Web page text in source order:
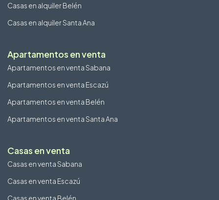
Casas en alquiler Belén
Casas en alquiler Santa Ana
Apartamentos en venta
Apartamentos en venta Sabana
Apartamentos en venta Escazú
Apartamentos en venta Belén
Apartamentos en venta Santa Ana
Casas en venta
Casas en venta Sabana
Casas en venta Escazú
Casas en venta Belén